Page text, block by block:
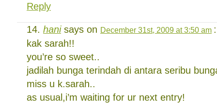
Reply
hanisays on December 31st, 2009 at 3:50 am :
kak sarah!!
you’re so sweet..
jadilah bunga terindah di antara seribu
miss u k.sarah..
as usual,i’m waiting for ur next entry!